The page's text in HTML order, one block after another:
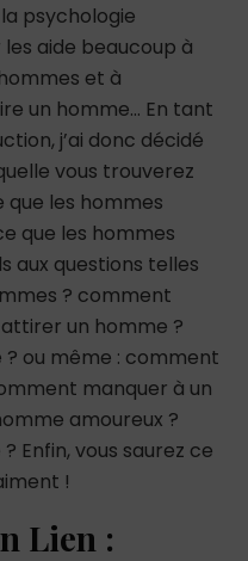
psychologie
aide beaucoup à
et à
un homme… En tant
j’ai donc décidé
vous trouverez
que les hommes
que les hommes
aux questions telles
? comment
un homme ?
ou même : comment
manquer à un
amoureux ?
Enfin, vous saurez ce
!
Lien :